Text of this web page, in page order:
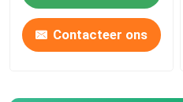
Contacteer ons